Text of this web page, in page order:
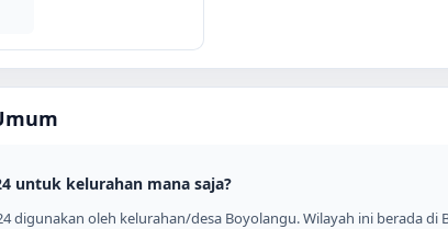
untuk kelurahan mana saja?
digunakan oleh kelurahan/desa Boyolangu. Wilayah ini berada di